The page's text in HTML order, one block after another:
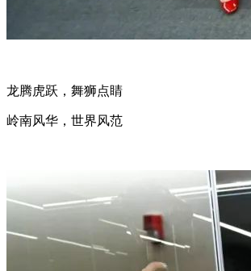
龙腾虎跃，舞狮点睛
岭南风华，世界风范